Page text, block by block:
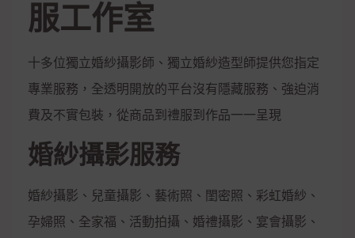
服工作室
十多位獨立婚紗攝影師、獨立婚紗造型師提供您指定
專業服務，全透明開放的平台沒有隱藏服務、強迫消
費及不實包裝，從商品到禮服到作品一一呈現
婚紗攝影服務
婚紗攝影、兒童攝影、藝術照、閨密照、彩虹婚紗、
孕婦照、全家福、活動拍攝、婚禮攝影、宴會攝影、